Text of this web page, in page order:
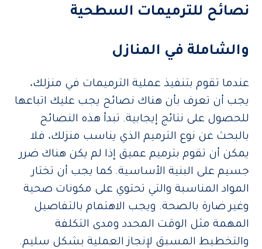
نصائح للترميمات السطحية
والشاملة في المنازل
عندما تقوم بتنفيذ عملية الترميمات في منزلك،
يجب أن تعرف بأن هناك نصائح يجب عليك اتباعها
للحصول على نتائج إيجابية. تبدأ هذه النصائح
بالبحث عن نوع الترميم الذي يناسب منزلك، فلا
يمكن أن تقوم بترميم عميق إذا لم يكن هناك ضرر
جسيم على البنية الأساسية. كما يجب أن تختار
المواد المناسبة والتي تحتوي على مكونات صحية
وغير ضارة بالصحة. ويجب الاهتمام بالتفاصيل
المهمة مثل الوقت المحدد ومدى التكلفة
والتخطيط المسبق لإنجاز العملية بشكل سليم.